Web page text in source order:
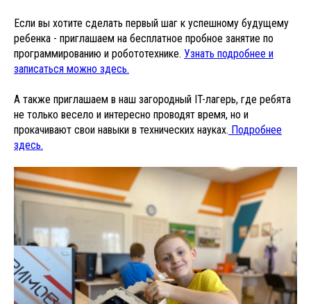
Если вы хотите сделать первый шаг к успешному будущему
ребенка - приглашаем на бесплатное пробное занятие по
программированию и робототехнике. Узнать подробнее и
записаться можно здесь.
А также приглашаем в наш загородный IT-лагерь, где ребята
не только весело и интересно проводят время, но и
прокачивают свои навыки в технических науках. Подробнее
здесь.